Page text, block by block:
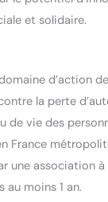
et solidaire.
d’action
la perte
de vie des
France
une association
au moins 1 an.